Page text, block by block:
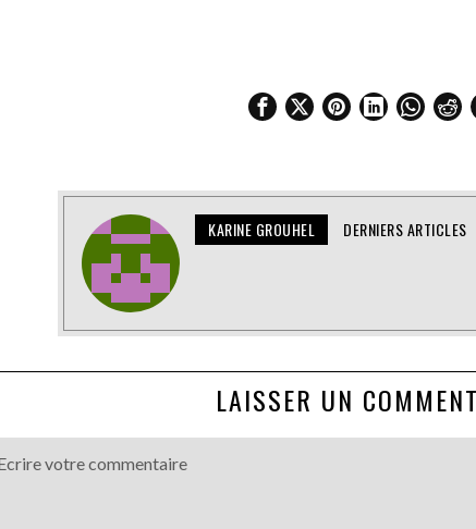
KARINE GROUHEL DERNIERS ARTICLES
LAISSER UN